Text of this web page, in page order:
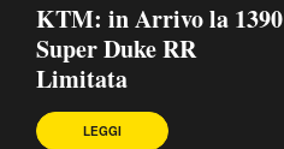
KTM: in Arrivo la 1390
Super Duke RR
Limitata
LEGGI